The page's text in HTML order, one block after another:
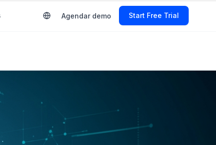
Agendar demo Start Free Trial